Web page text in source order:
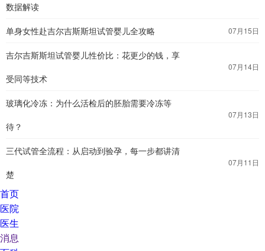
数据解读
单身女性赴吉尔吉斯斯坦试管婴儿全攻略 07月15日
吉尔吉斯斯坦试管婴儿性价比：花更少的钱，享
受同等技术
07月14日
玻璃化冷冻：为什么活检后的胚胎需要冷冻等
待？
07月13日
三代试管全流程：从启动到验孕，每一步都讲清
楚
07月11日
首页
医院
医生
消息